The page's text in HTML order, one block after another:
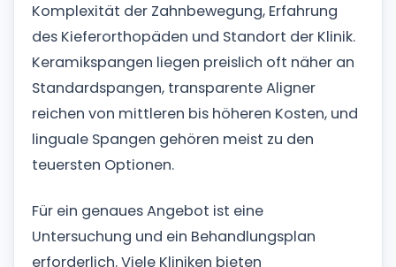
Komplexität der Zahnbewegung, Erfahrung
des Kieferorthopäden und Standort der Klinik.
Keramikspangen liegen preislich oft näher an
Standardspangen, transparente Aligner
reichen von mittleren bis höheren Kosten, und
linguale Spangen gehören meist zu den
teuersten Optionen.
Für ein genaues Angebot ist eine
Untersuchung und ein Behandlungsplan
erforderlich. Viele Kliniken bieten